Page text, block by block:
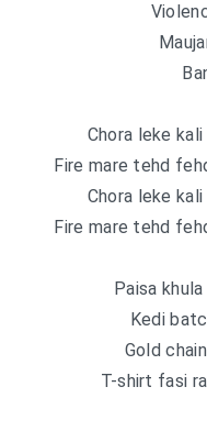
Chora leke
Fire mare tehd
Chora leke
Fire mare tehd
Paisa
Kedi
Gold
T-shirt fasi